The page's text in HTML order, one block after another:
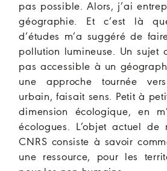
pas possible. Alors, j’ai
géographie. Et c’est là
d’études m’a suggéré de
pollution lumineuse. Un sujet
pas accessible à un
une approche tournée vers
urbain, faisait sens. Petit à
dimension écologique, en
écologues. L’objet actuel de
CNRS consiste à savoir
une ressource, pour les